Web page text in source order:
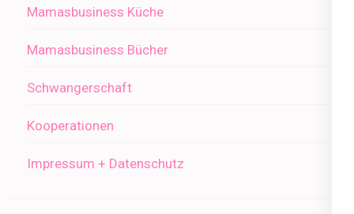
Mamasbusiness Küche
Mamasbusiness Bücher
Schwangerschaft
Kooperationen
Impressum + Datenschutz